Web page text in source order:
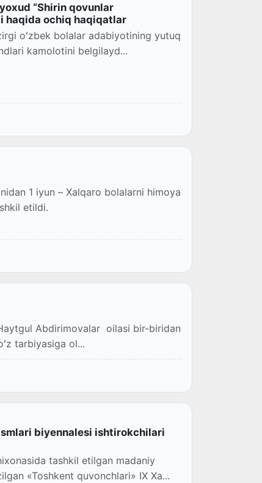
“Shirin qovunlar
haqida ochiq haqiqatlar
oʻzbek bolalar adabiyotining yutuq
kamolotini belgilayd...
1 iyun – Xalqaro bolalarni himoya
etildi.
Abdirimovalar oilasi bir-biridan
tarbiyasiga ol...
biyennalesi ishtirokchilari
tashkil etilgan madaniy
«Toshkent quvonchlari» IX Xa...